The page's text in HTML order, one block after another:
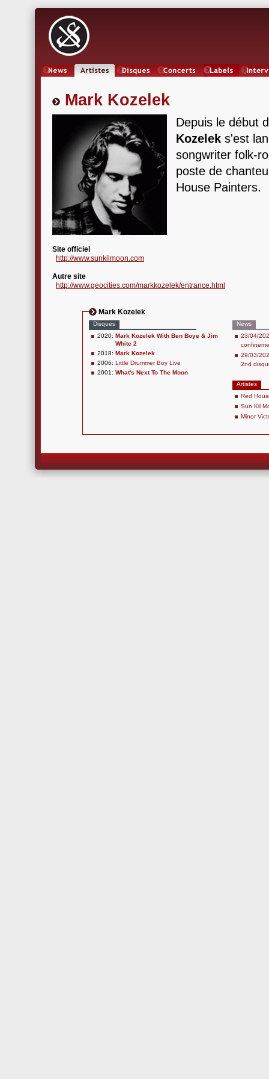
Mark Kozelek
Depuis le début
Kozelek s'est
songwriter folk-
poste de
House Painters.
Site officiel
http://www.sunkilmoon.com
Autre site
http://www.geocities.com/markkozelek/entrance.html
Mark Kozelek
Disques
2020: Mark Kozelek With Ben Boye & Jim
White 2
2018: Mark Kozelek
2006: Little Drummer Boy Live
2001: What's Next To The Moon
News
23/04/
29/03/
2nd
Artistes
Red
Sun Kil
Minor